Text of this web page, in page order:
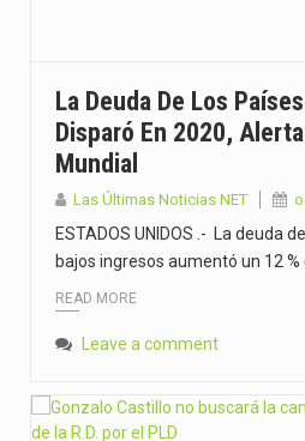
La Deuda De Los
Disparó En 2020,
Mundial
Las Últimas Noticias NET
ESTADOS UNIDOS .- La deuda
bajos ingresos aumentó un 12 %
READ MORE
Leave a comment